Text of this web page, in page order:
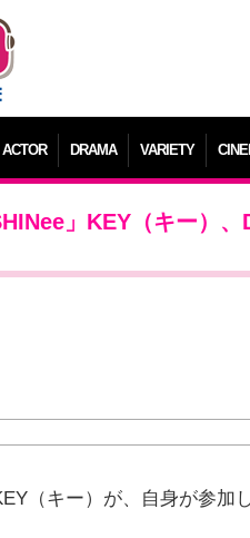
ACTOR DRAMA VARIETY
」KEY（キー）
（キー）が、自身が参